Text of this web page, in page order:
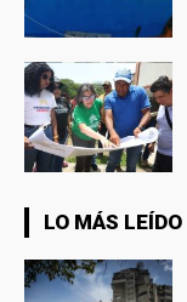
LO MÁS LEÍDO